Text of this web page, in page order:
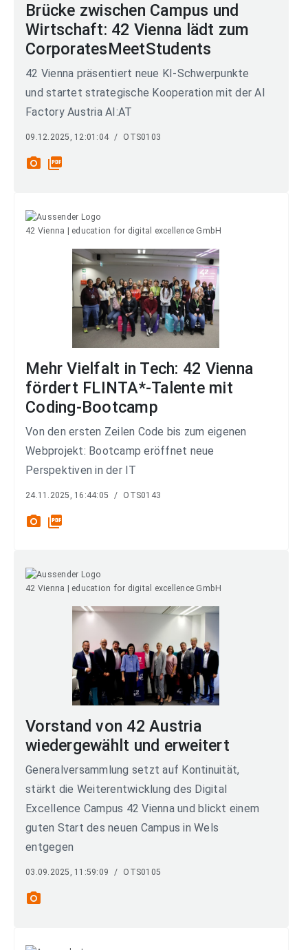
Brücke zwischen Campus und
Wirtschaft: 42 Vienna lädt zum
CorporatesMeetStudents
42 Vienna präsentiert neue KI-Schwerpunkte
und startet strategische Kooperation mit der AI
Factory Austria AI:AT
09.12.2025, 12:01:04 / OTS0103
photo_camera picture_as_pdf
42 Vienna | education for digital excellence GmbH
Mehr Vielfalt in Tech: 42 Vienna
fördert FLINTA*-Talente mit
Coding-Bootcamp
Von den ersten Zeilen Code bis zum eigenen
Webprojekt: Bootcamp eröffnet neue
Perspektiven in der IT
24.11.2025, 16:44:05 / OTS0143
photo_camera picture_as_pdf
42 Vienna | education for digital excellence GmbH
Vorstand von 42 Austria
wiedergewählt und erweitert
Generalversammlung setzt auf Kontinuität,
stärkt die Weiterentwicklung des Digital
Excellence Campus 42 Vienna und blickt einem
guten Start des neuen Campus in Wels
entgegen
03.09.2025, 11:59:09 / OTS0105
photo_camera